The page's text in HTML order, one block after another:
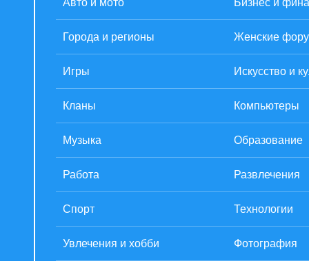
Авто и мото Бизнес и
Города и регионы Женские
Игры Искусство и
Кланы Компьютеры
Музыка Образование
Работа Развлечения
Спорт Технологии
Увлечения и хобби Фотография